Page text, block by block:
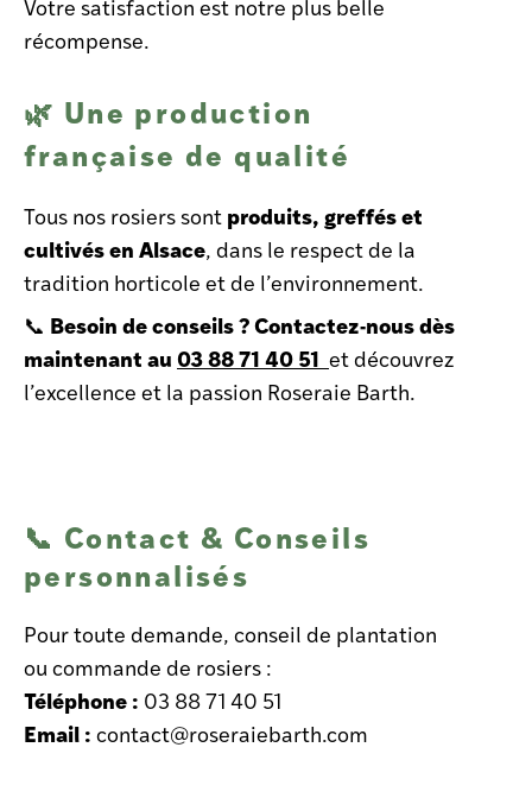
Votre satisfaction est notre plus belle
récompense.
🌿 Une production
française de qualité
Tous nos rosiers sont produits, greffés et
cultivés en Alsace, dans le respect de la
tradition horticole et de l’environnement.
📞 Besoin de conseils ? Contactez-nous dès
maintenant au03 88 71 40 51 et découvrez
l’excellence et la passion Roseraie Barth.
📞 Contact & Conseils
personnalisés
Pour toute demande, conseil de plantation
ou commande de rosiers :
Téléphone : 03 88 71 40 51
Email : contact@roseraiebarth.com